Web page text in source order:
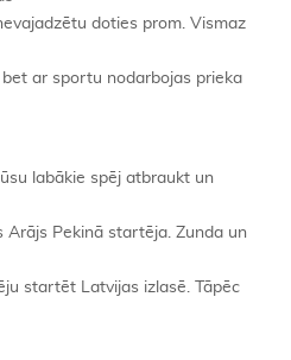
doties prom. Vismaz
ar sportu nodarbojas prieka
labākie spēj atbraukt un
Pekinā startēja. Zunda un
startēt Latvijas izlasē. Tāpēc